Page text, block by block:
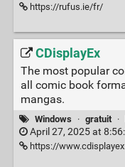
https://rufus.ie/fr/
CDisplayEx
The most popular
all comic book
mangas.
Windows · gratuit ·
April 27, 2025 at
https://